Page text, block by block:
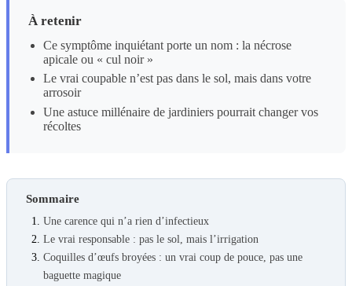
À retenir
Ce symptôme inquiétant porte un nom : la nécrose
apicale ou « cul noir »
Le vrai coupable n’est pas dans le sol, mais dans votre
arrosoir
Une astuce millénaire de jardiniers pourrait changer vos
récoltes
Sommaire
Une carence qui n’a rien d’infectieux
Le vrai responsable : pas le sol, mais l’irrigation
Coquilles d’œufs broyées : un vrai coup de pouce, pas une
baguette magique